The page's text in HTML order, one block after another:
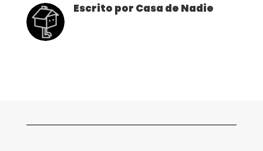
Escrito por Casa de Nadie